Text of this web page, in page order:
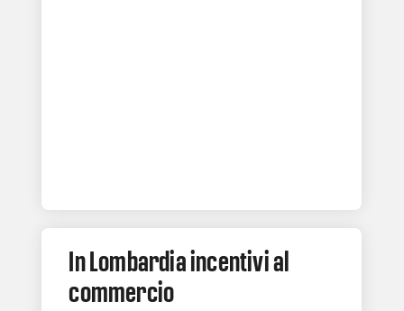
In Lombardia incentivi al
commercio